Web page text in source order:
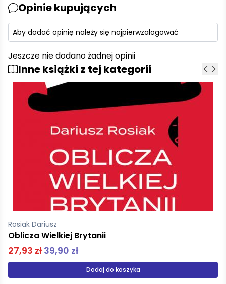
Opinie kupujących
Aby dodać opinię należy się najpierwzalogować
Jeszcze nie dodano żadnej opinii
Inne książki z tej kategorii
Wojtczak Jarosław
Las Argoński 1918
44,90 zł
Produkt niedostępny